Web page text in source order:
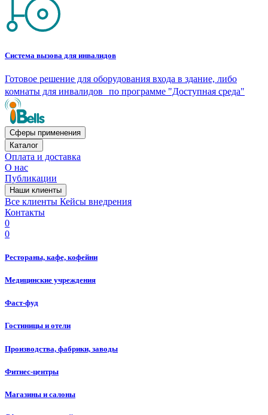
Система вызова для инвалидов
Готовое решение для оборудования входа в здание, либо
комнаты для инвалидов по программе "Доступная среда"
Сферы применения
Каталог
Оплата и доставка
О нас
Публикации
Наши клиенты
Все клиенты Кейсы внедрения
Контакты
0
0
Рестораны, кафе, кофейни
Медицинские учреждения
Фаст-фуд
Гостиницы и отели
Производства, фабрики, заводы
Фитнес-центры
Магазины и салоны